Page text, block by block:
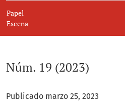
Papel
Escena
Núm. 19 (2023)
Publicado marzo 25, 2023